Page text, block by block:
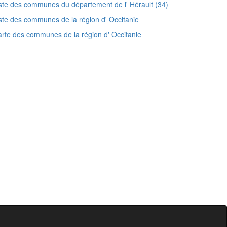
des communes du département de l' Hérault (34)
des communes de la région d' Occitanie
des communes de la région d' Occitanie